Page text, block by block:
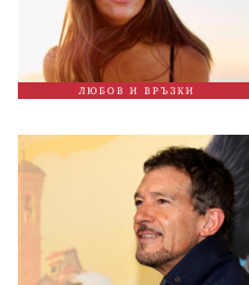
ЛЮБОВ И ВРЪЗКИ